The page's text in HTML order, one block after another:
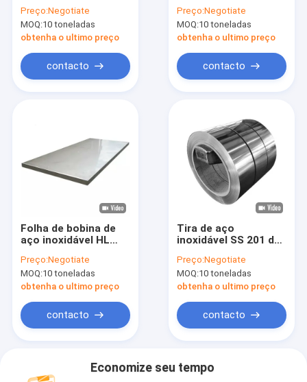
304 316l 2b Ba 0,3
mm - 3 mm de
espessura
Preço:Negotiate
MOQ:10 toneladas
obtenha o ultimo preço
contacto
600mm-1250mm
SS201
Preço:Negotiate
MOQ:10 toneladas
obtenha o ultimo preço
contacto
Folha de bobina de
aço inoxidável HL
laminado a frio
Preço:Negotiate
MOQ:10 toneladas
obtenha o ultimo preço
contacto
Tira de aço
inoxidável SS 201 da
faixa de ASTM 301
304 309S 316 316L
430 3.00mm
Preço:Negotiate
MOQ:10 toneladas
obtenha o ultimo preço
contacto
Economize seu tempo